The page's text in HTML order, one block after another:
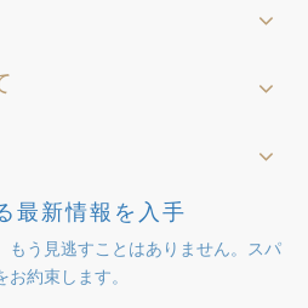
最新情報を入手
もう見逃すことはありません。スパ
約束します。